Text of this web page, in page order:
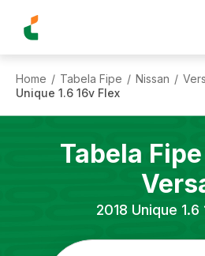
Home / Tabela Fipe / Nissan /
Unique 1.6 16v Flex
Tabela Fipe
2018 Unique 1.6